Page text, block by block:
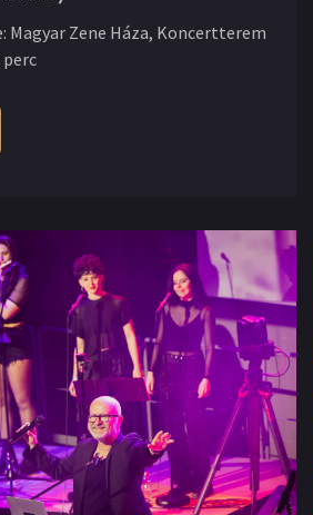
: Magyar Zene Háza, Koncertterem
perc